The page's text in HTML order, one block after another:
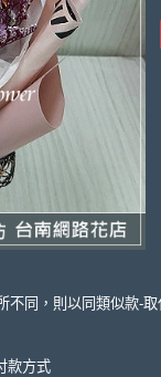
不同，則以同類似款-取
款方式